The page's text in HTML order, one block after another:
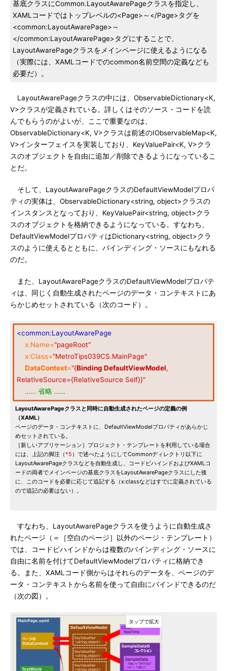
基底クラスにCommon.LayoutAwarePageクラスを指定し、
XAMLコードではトップレベルの<Page>～</Page>タグを
<common:LayoutAwarePage>～
</common:LayoutAwarePage>タグにすることで、
LayoutAwarePageクラスをメインページに使えるようになる
（実際には、XAMLコードでのcommon名前空間の定義なども
必要だ）。
LayoutAwarePageクラスの中には、ObservableDictionary<K,
V>クラスが定義されている。詳しくはそのソース・コードを読
んでもらうのがよいが、ここで重要なのは、
ObservableDictionary<K, V>クラスは前述のIObservableMap<K,
V>インターフェイスを実装しており、KeyValuePair<K, V>クラ
スのオブジェクトを自由に追加／削除できるようになっているこ
とだ。
そして、LayoutAwarePageクラスのDefaultViewModelプロパ
ティの実体は、ObservableDictionary<string, object>クラスの
インスタンスとなっており、KeyValuePair<string, object>クラ
スのオブジェクトを格納できるようになっている。すなわち、
DefaultViewModelプロパティはDictionary<string, object>クラ
スのように使えるとともに、バインディング・ソースにもなれる
のだ。
また、LayoutAwarePageクラスのDefaultViewModelプロパテ
ィは、同じく自動生成されたページのデータ・コンテキストにあ
らかじめセットされている（次のコード）。
<common:LayoutAwarePage
x:Name="pageRoot"
x:Class="MetroTips039CS.MainPage"
DataContext="{Binding DefaultViewModel,
RelativeSource={RelativeSource Self}}"
…… 省略 ……
LayoutAwarePageクラスと同時に自動生成されたページの定義の例
（XAML）
ページのデータ・コンテキストに、DefaultViewModelプロパティがあらかじ
めセットされている。
［新しいアプリケーション］プロジェクト・テンプレートを利用している場合
には、上記の脚注（*5 ）で述べたようにしてCommonディレクトリ以下に
LayoutAwarePageクラスなどを自動生成し、コードビハインドおよびXAMLコ
ードの両者でメインページの基底クラスをLayoutAwarePageクラスにした後
に、このコードを必要に応じて追記する（x:classなどはすでに定義されている
ので追記の必要はない）。
すなわち、LayoutAwarePageクラスを使うように自動生成さ
れたページ（＝［空白のページ］以外のページ・テンプレート）
では、コードビハインドからは複数のバインディング・ソースに
自由に名前を付けてDefaultViewModelプロパティに格納でき
る。また、XAMLコード側からはそれらのデータを、ページのデ
ータ・コンテキストから名前を使って自由にバインドできるのだ
（次の図）。